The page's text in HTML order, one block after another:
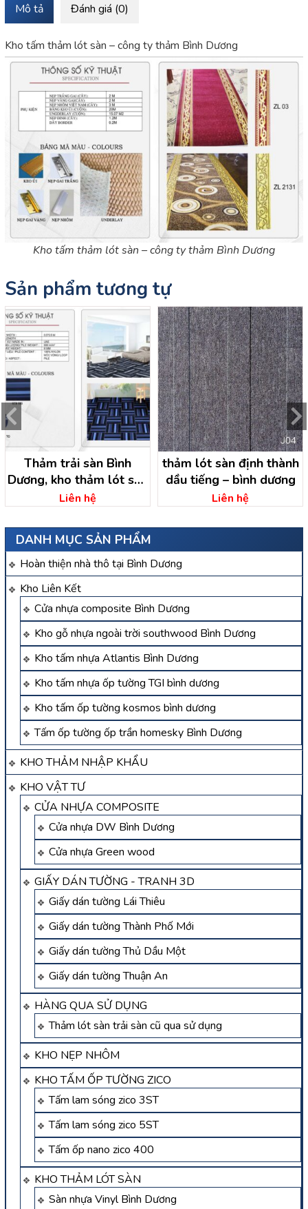
DANH MỤC SẢN PHẨM
Hoàn thiện nhà thô tại Bình Dương
Kho Liên Kết
Cửa nhựa composite Bình Dương
Kho gỗ nhựa ngoài trời southwood Bình Dương
Kho tấm nhựa Atlantis Bình Dương
Kho tấm nhựa ốp tường TGI bình dương
Kho tấm ốp tường kosmos bình dương
Tấm ốp tường ốp trần homesky Bình Dương
KHO THẢM NHẬP KHẨU
KHO VẬT TƯ
CỬA NHỰA COMPOSITE
Cửa nhựa DW Bình Dương
Cửa nhựa Green wood
GIẤY DÁN TƯỜNG - TRANH 3D
Giấy dán tường Lái Thiêu
Giấy dán tường Thành Phố Mới
Giấy dán tường Thủ Dầu Một
Giấy dán tường Thuận An
HÀNG QUA SỬ DỤNG
Thảm lót sàn trải sàn cũ qua sử dụng
KHO NẸP NHÔM
KHO TẤM ỐP TƯỜNG ZICO
Tấm lam sóng zico 3ST
Tấm lam sóng zico 5ST
Tấm ốp nano zico 400
KHO THẢM LÓT SÀN
Sàn nhựa Vinyl Bình Dương
Mô tả Đánh giá (0)
Kho tấm thảm lót sàn – công ty thảm Bình Dương
Kho tấm thảm lót sàn – công ty thảm Bình Dương
Sản phẩm tương tự
Thảm trải sàn Bình
Dương, kho thảm lót sàn
Bình Dương
Liên hệ
thảm lót sàn định thành
dầu tiếng – bình dương
Liên hệ